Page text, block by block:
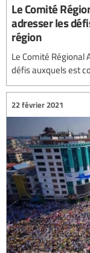
Le Comité
adresser les
région
Le Comité Régional
défis auxquels est
22 février 2021